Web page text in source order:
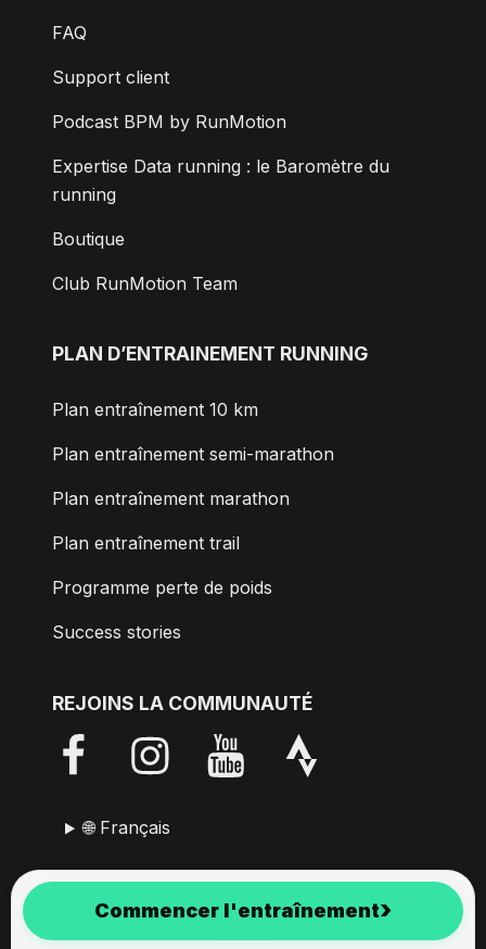
Commencer l'entraînement›
FAQ
Support client
Podcast BPM by RunMotion
Expertise Data running : le Baromètre du
running
Boutique
Club RunMotion Team
PLAN D’ENTRAINEMENT RUNNING
Plan entraînement 10 km
Plan entraînement semi-marathon
Plan entraînement marathon
Plan entraînement trail
Programme perte de poids
Success stories
REJOINS LA COMMUNAUTÉ
🌐 Français
RunMotion Coach est développé avec passion depuis